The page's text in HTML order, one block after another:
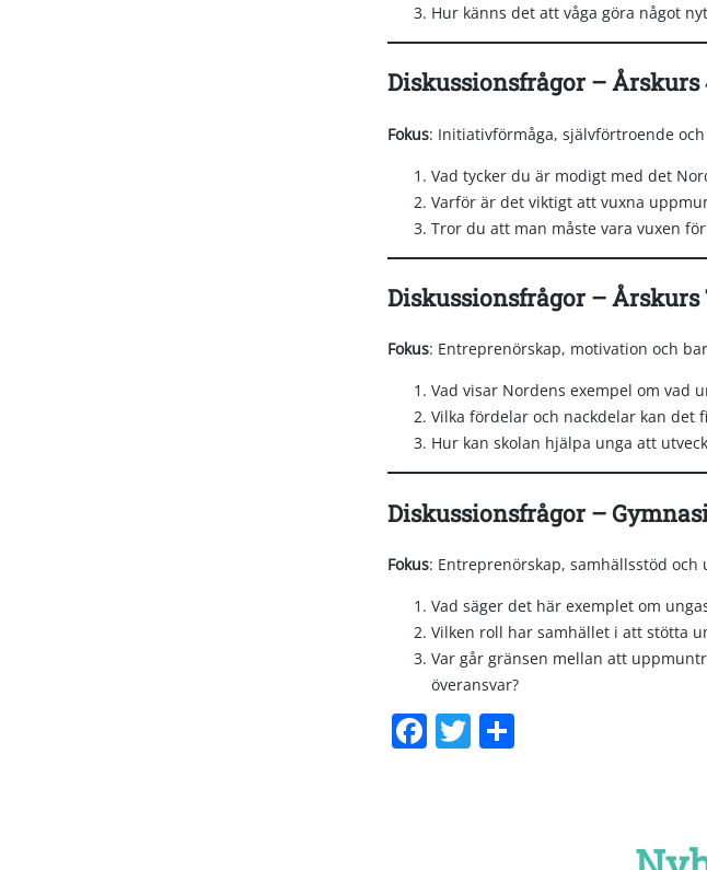
Hur känns det att våga göra något
Diskussionsfrågor – Årskurs
Fokus: Initiativförmåga, självförtroende
Vad tycker du är modigt med det
Varför är det viktigt att vuxna
Tror du att man måste vara vuxen
Diskussionsfrågor – Årskurs
Fokus: Entreprenörskap, motivation och
Vad visar Nordens exempel om vad
Vilka fördelar och nackdelar kan det
Hur kan skolan hjälpa unga att
Diskussionsfrågor –
Fokus: Entreprenörskap, samhällsstöd
Vad säger det här exemplet om
Vilken roll har samhället i att stötta
Var går gränsen mellan att
överansvar?
Facebook
Twitter
Dela